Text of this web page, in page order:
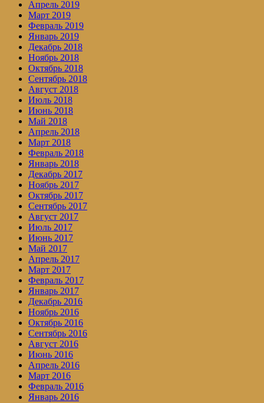
Апрель 2019
Март 2019
Февраль 2019
Январь 2019
Декабрь 2018
Ноябрь 2018
Октябрь 2018
Сентябрь 2018
Август 2018
Июль 2018
Июнь 2018
Май 2018
Апрель 2018
Март 2018
Февраль 2018
Январь 2018
Декабрь 2017
Ноябрь 2017
Октябрь 2017
Сентябрь 2017
Август 2017
Июль 2017
Июнь 2017
Май 2017
Апрель 2017
Март 2017
Февраль 2017
Январь 2017
Декабрь 2016
Ноябрь 2016
Октябрь 2016
Сентябрь 2016
Август 2016
Июнь 2016
Апрель 2016
Март 2016
Февраль 2016
Январь 2016